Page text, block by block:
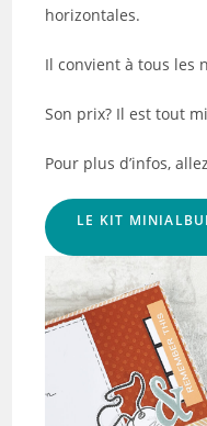
horizontales.
Il convient à tous les
Son prix? Il est tout
Pour plus d’infos,
LE KIT